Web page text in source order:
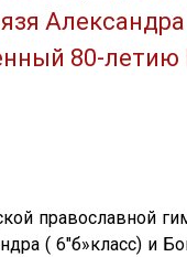
80-
православной
( 6″б»класс) и